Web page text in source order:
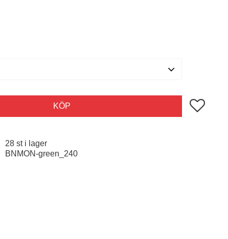
KÖP Lägg till i
28 st i lager
BNMON-green_240